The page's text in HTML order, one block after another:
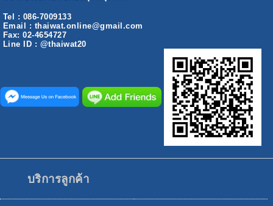
Tel : 086-7009133
Email : thaiwat.online@gmail.com
Fax: 02-4654727
Line ID : @thaiwat20
บริการลูกค้า